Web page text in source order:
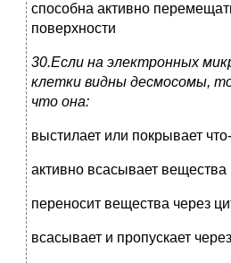
способна активно
поверхности
30.Если на электронных
клетки видны десмосомы,
что она:
выстилает или покрывает
активно всасывает вещества
переносит вещества через
всасывает и пропускает